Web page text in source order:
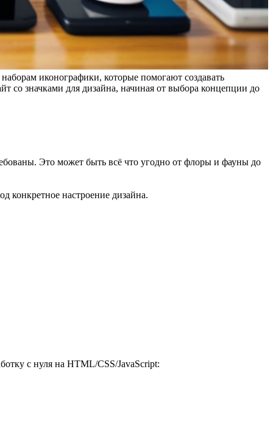
иконографики, которые помогают создавать
со значками для дизайна, начиная от выбора концепции до
Это может быть всё что угодно от флоры и фауны до
конкретное настроение дизайна.
с нуля на HTML/CSS/JavaScript: